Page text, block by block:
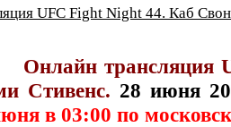
UFC Fight Night 44. Каб
Онлайн трансляция
Стивенс. 28 июня
в 03:00 по